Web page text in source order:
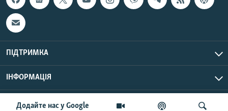
Додайте нас у Google
ПІДТРИМКА
ІНФОРМАЦІЯ
© Радіо Свобода, 2026 | Усі права застережено.
UTC+3